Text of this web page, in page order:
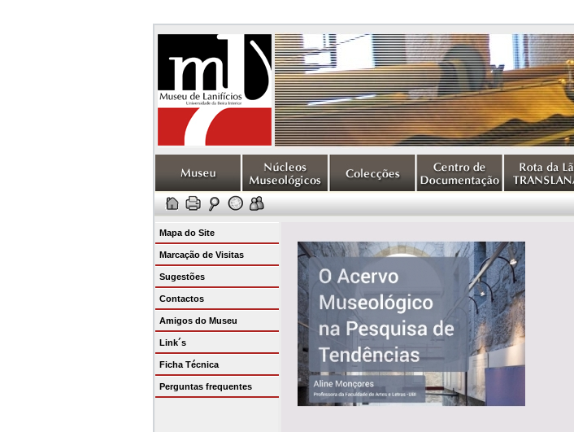
Mapa do Site
Marcação de Visitas
Sugestões
Contactos
Amigos do Museu
Link´s
Ficha Técnica
Perguntas frequentes